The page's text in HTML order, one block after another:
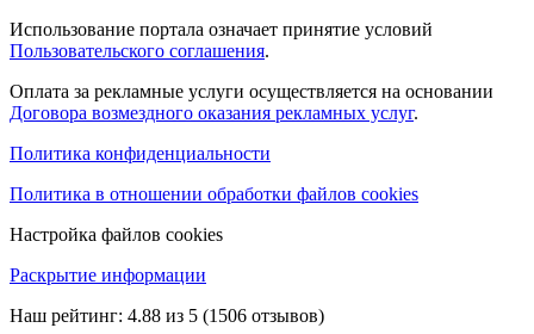
Использование портала означает принятие условий
Пользовательского соглашения.
Оплата за рекламные услуги осуществляется на основании
Договора возмездного оказания рекламных услуг.
Политика конфиденциальности
Политика в отношении обработки файлов cookies
Настройка файлов cookies
Раскрытие информации
Наш рейтинг: 4.88 из 5 (1506 отзывов)